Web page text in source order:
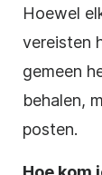
Hoewel
vereisten
gemeen
behalen,
posten.